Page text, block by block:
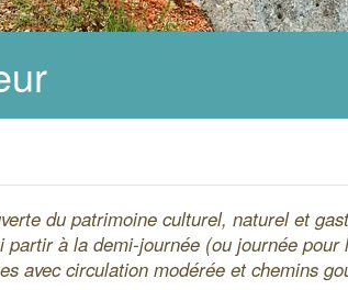
du patrimoine culturel, naturel et
à la demi-journée (ou journée
avec circulation modérée et chemins